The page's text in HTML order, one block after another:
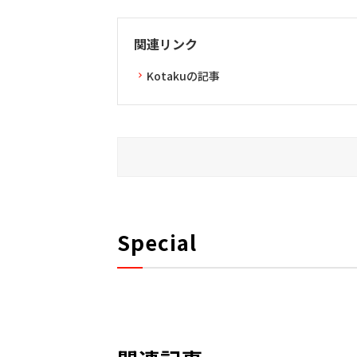
関連リンク
Kotakuの記事
Special